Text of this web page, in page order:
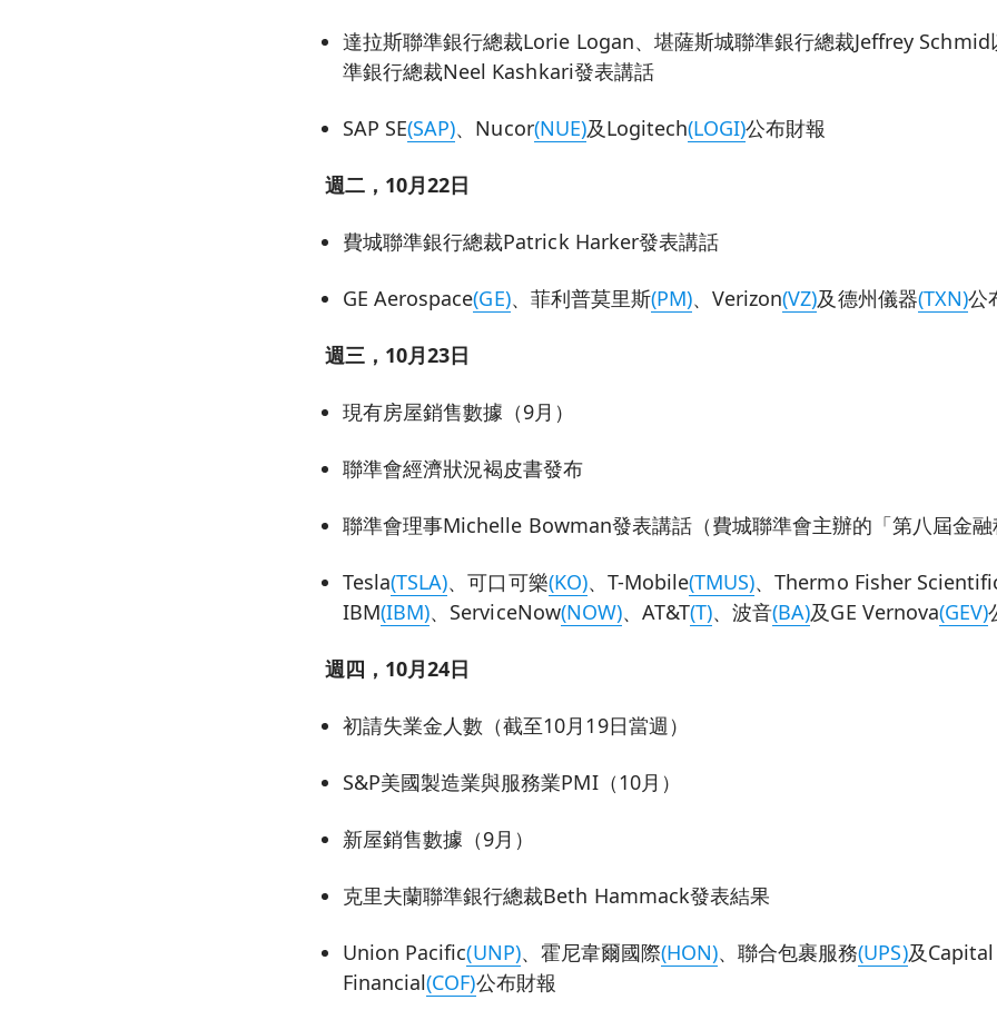
達拉斯聯準銀行總裁Lorie Logan、堪薩斯城聯準銀行總裁Jeffrey
準銀行總裁Neel Kashkari發表講話
SAP SE(SAP)、Nucor(NUE)及Logitech(LOGI)公布財報
週二，10月22日
費城聯準銀行總裁Patrick Harker發表講話
GE Aerospace(GE)、菲利普莫里斯(PM)、Verizon(VZ)及德州儀器(TXN)公
週三，10月23日
現有房屋銷售數據（9月）
聯準會經濟狀況褐皮書發布
聯準會理事Michelle Bowman發表講話（費城聯準會主辦的「第八屆金
Tesla(TSLA)、可口可樂(KO)、T-Mobile(TMUS)、Thermo Fisher
IBM(IBM)、ServiceNow(NOW)、AT&T(T)、波音(BA)及GE Vernova(GEV)
週四，10月24日
初請失業金人數（截至10月19日當週）
S&P美國製造業與服務業PMI（10月）
新屋銷售數據（9月）
克里夫蘭聯準銀行總裁Beth Hammack發表結果
Union Pacific(UNP)、霍尼韋爾國際(HON)、聯合包裹服務(UPS)及
Financial(COF)公布財報